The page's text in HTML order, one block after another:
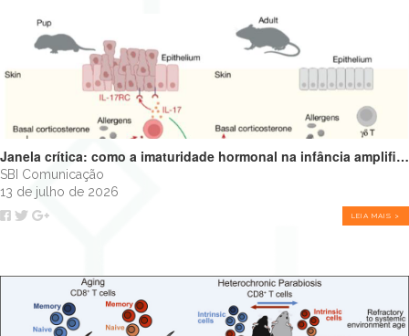
Janela crítica: como a imaturidade hormonal na infância amplifica alergias e programa o futuro do sistema imune
SBI Comunicação
13 de julho de 2026
LEIA MAIS >